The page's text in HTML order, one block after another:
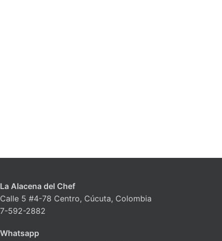
La Alacena del Chef
Calle 5 #4-78 Centro, Cúcuta, Colombia
7-592-2882
Whatsapp